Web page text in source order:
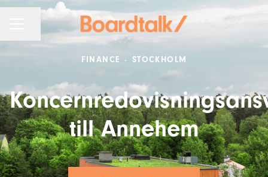
Dela sidan
FINANCE · STOCKHOLM
till Annehem